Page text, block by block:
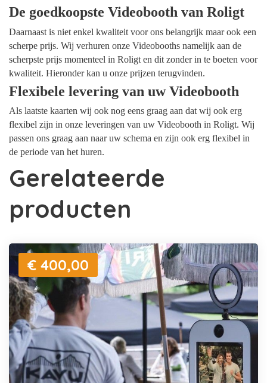
De goedkoopste Videobooth van Roligt
Daarnaast is niet enkel kwaliteit voor ons belangrijk maar ook een
scherpe prijs. Wij verhuren onze Videobooths namelijk aan de
scherpste prijs momenteel in Roligt en dit zonder in te boeten voor
kwaliteit. Hieronder kan u onze prijzen terugvinden.
Flexibele levering van uw Videobooth
Als laatste kaarten wij ook nog eens graag aan dat wij ook erg
flexibel zijn in onze leveringen van uw Videobooth in Roligt. Wij
passen ons graag aan naar uw schema en zijn ook erg flexibel in
de periode van het huren.
Gerelateerde
producten
€ 400,00